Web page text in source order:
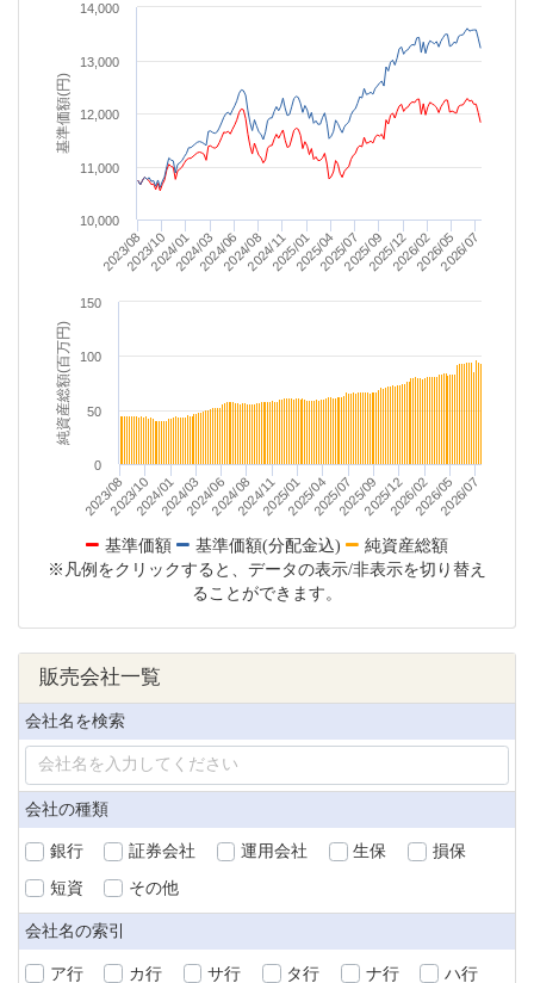
基準価額(円)
2023/08 2025/07
2023/102024/012024/032024/062024/082024/112025/012025/042025/092025/122026/022026/052026/07
10,000
11,000
12,000
13,000
14,000
純資産総額(百万円)
2023/08 2025/07
2023/102024/012024/032024/062024/082024/112025/012025/042025/092025/122026/022026/052026/07
0
50
100
150
基準価額 基準価額(分配金込)
純資産総額
※凡例をクリックすると、データの表示/非表示を切り替え
ることができます。
販売会社一覧
会社名を検索
会社の種類
銀行 証券会社 運用会社 生保 損保
短資 その他
会社名の索引
ア行 カ行 サ行 タ行 ナ行 ハ行